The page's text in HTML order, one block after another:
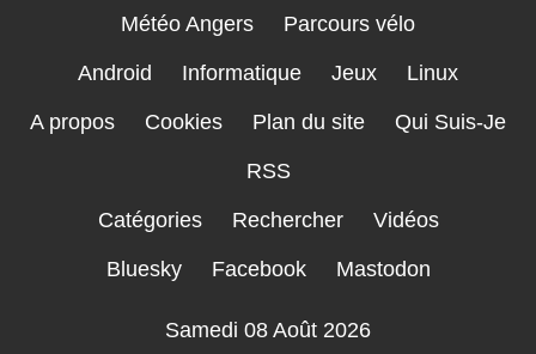
Météo Angers Parcours vélo
Android Informatique Jeux Linux
A propos Cookies Plan du site Qui Suis-Je
RSS
Catégories Rechercher Vidéos
Bluesky Facebook Mastodon
Samedi 08 Août 2026